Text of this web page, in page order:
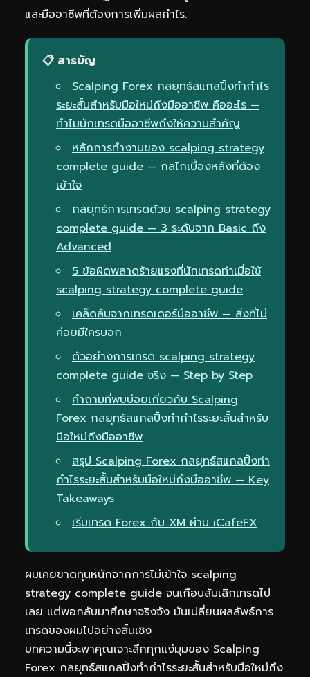
และมืออาชีพที่ต้องการเพิ่มผลกำไร.
📋 สารบัญ
Scalping Forex กลยุทธ์สแกลปิ้งทำกำไร
ระยะสั้นสำหรับมือใหม่ถึงมืออาชีพ คืออะไร —
ทำไมนักเทรดมืออาชีพถึงให้ความสำคัญ
หลักการทำงานของ scalping strategy
complete guide — กลไกเบื้องหลังที่ต้อง
เข้าใจ
กลยุทธ์การเทรดด้วย scalping strategy
complete guide — 3 ระดับจาก Basic ถึง
Advanced
5 ข้อผิดพลาดร้ายแรงที่นักเทรดทำเมื่อใช้
scalping strategy complete guide
เคล็ดลับจากเทรดเดอร์มืออาชีพ — สิ่งที่ไม่
ค่อยมีใครบอก
ตัวอย่างการเทรด scalping strategy
complete guide จริง — Step by Step
คำถามที่พบบ่อยเกี่ยวกับ Scalping
Forex กลยุทธ์สแกลปิ้งทำกำไรระยะสั้นสำหรับ
มือใหม่ถึงมืออาชีพ
สรุป Scalping Forex กลยุทธ์สแกลปิ้งทำ
กำไรระยะสั้นสำหรับมือใหม่ถึงมืออาชีพ — Key
Takeaways
เริ่มเทรด Forex กับ XM ผ่าน iCafeFX
ผมเคยขาดทุนหนักจากการไม่เข้าใจ scalping
strategy complete guide จนเกือบล้มเลิกเทรดไป
เลย แต่พอกลับมาศึกษาจริงจัง มันเปลี่ยนผลลัพธ์การ
เทรดของผมไปอย่างสิ้นเชิง
บทความนี้จะพาคุณเจาะลึกทุกแง่มุมของ Scalping
Forex กลยุทธ์สแกลปิ้งทำกำไรระยะสั้นสำหรับมือใหม่ถึง